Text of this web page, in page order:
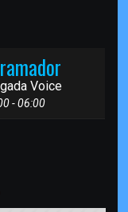
Voice
- 06:00